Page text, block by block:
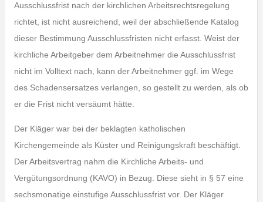
Ausschlussfrist nach der kirchlichen Arbeitsrechtsregelung
richtet, ist nicht ausreichend, weil der abschließende Katalog
dieser Bestimmung Ausschlussfristen nicht erfasst. Weist der
kirchliche Arbeitgeber dem Arbeitnehmer die Ausschlussfrist
nicht im Volltext nach, kann der Arbeitnehmer ggf. im Wege
des Schadensersatzes verlangen, so gestellt zu werden, als ob
er die Frist nicht versäumt hätte.
Der Kläger war bei der beklagten katholischen
Kirchengemeinde als Küster und Reinigungskraft beschäftigt.
Der Arbeitsvertrag nahm die Kirchliche Arbeits- und
Vergütungsordnung (KAVO) in Bezug. Diese sieht in § 57 eine
sechsmonatige einstufige Ausschlussfrist vor. Der Kläger